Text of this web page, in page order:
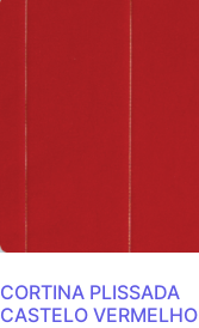
CORTINA PLISSADA
CASTELO VERMELHO